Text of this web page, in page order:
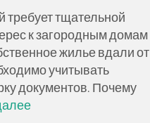
требует тщательной
к загородным домам
жилье вдали от
учитывать
документов. Почему